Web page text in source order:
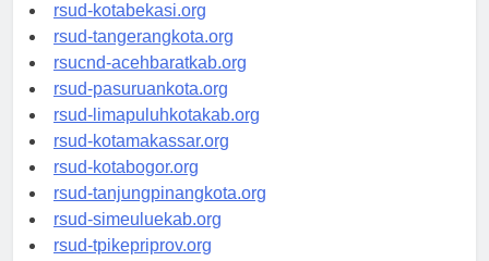
rsud-kotabekasi.org
rsud-tangerangkota.org
rsucnd-acehbaratkab.org
rsud-pasuruankota.org
rsud-limapuluhkotakab.org
rsud-kotamakassar.org
rsud-kotabogor.org
rsud-tanjungpinangkota.org
rsud-simeuluekab.org
rsud-tpikepriprov.org